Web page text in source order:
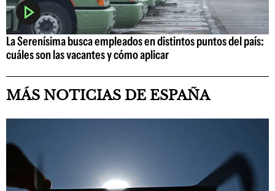
La Serenísima busca empleados en distintos puntos del país:
cuáles son las vacantes y cómo aplicar
MÁS NOTICIAS DE ESPAÑA